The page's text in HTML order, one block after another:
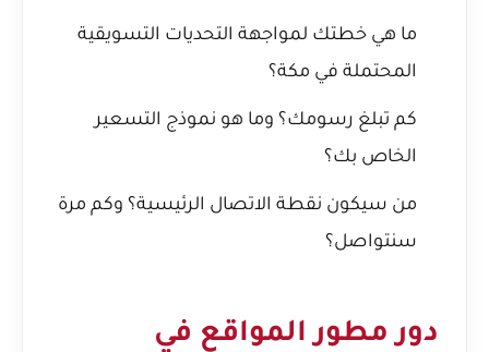
ما هي خطتك لمواجهة التحديات التسويقية
المحتملة في مكة؟
كم تبلغ رسومك؟ وما هو نموذج التسعير
الخاص بك؟
من سيكون نقطة الاتصال الرئيسية؟ وكم مرة
سنتواصل؟
دور مطور المواقع في